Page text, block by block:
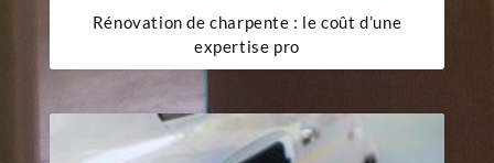
Rénovation de charpente : le coût d’une
expertise pro